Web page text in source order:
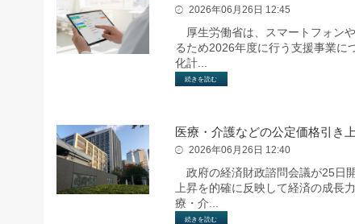
2026年06月26日 12:45
厚生労働省は、スマートフォン
るため2026年度に行う支援事業に
化計...
続きを読む
医療・介護などの公定価格引き
2026年06月26日 12:40
政府の経済財政諮問会議が25日
上昇を的確に反映して経済の成長
療・介...
続きを読む